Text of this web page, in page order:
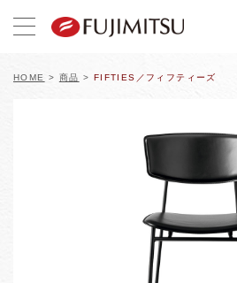
HOME > 商品 > FIFTIES／フィフティーズ